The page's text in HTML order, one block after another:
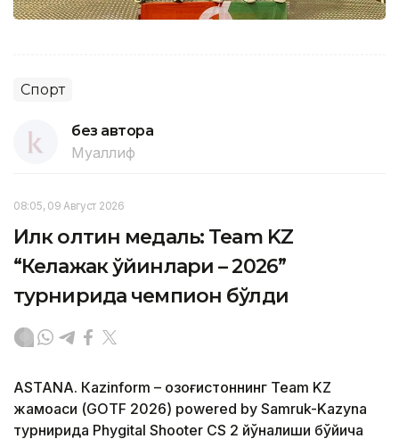
Спорт
без автора
Муаллиф
08:05, 09 Август 2026
Илк олтин медаль: Team KZ
“Келажак ўйинлари – 2026”
турнирида чемпион бўлди
ASTANА. Кazinform – Қозоғистоннинг Team KZ
жамоаси (GOTF 2026) powered by Samruk-Kazyna
турнирида Phygital Shooter CS 2 йўналиши бўйича